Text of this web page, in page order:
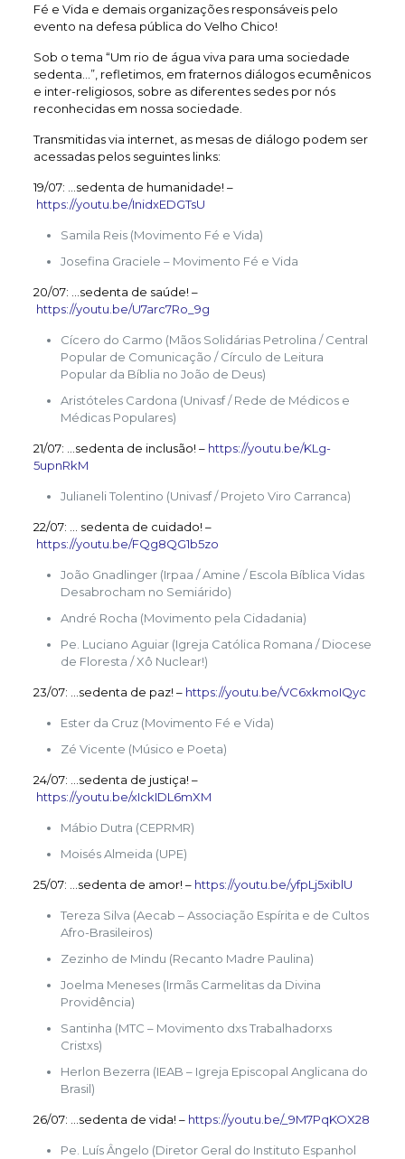
Fé e Vida e demais organizações responsáveis pelo
evento na defesa pública do Velho Chico!
Sob o tema “Um rio de água viva para uma sociedade
sedenta…”, refletimos, em fraternos diálogos ecumênicos
e inter-religiosos, sobre as diferentes sedes por nós
reconhecidas em nossa sociedade.
Transmitidas via internet, as mesas de diálogo podem ser
acessadas pelos seguintes links:
19/07: …sedenta de humanidade! –
https://youtu.be/InidxEDGTsU
Samila Reis (Movimento Fé e Vida)
Josefina Graciele – Movimento Fé e Vida
20/07: …sedenta de saúde! –
https://youtu.be/U7arc7Ro_9g
Cícero do Carmo (Mãos Solidárias Petrolina / Central
Popular de Comunicação / Círculo de Leitura
Popular da Bíblia no João de Deus)
Aristóteles Cardona (Univasf / Rede de Médicos e
Médicas Populares)
21/07: …sedenta de inclusão! – https://youtu.be/KLg-
5upnRkM
Julianeli Tolentino (Univasf / Projeto Viro Carranca)
22/07: … sedenta de cuidado! –
https://youtu.be/FQg8QG1b5zo
João Gnadlinger (Irpaa / Amine / Escola Bíblica Vidas
Desabrocham no Semiárido)
André Rocha (Movimento pela Cidadania)
Pe. Luciano Aguiar (Igreja Católica Romana / Diocese
de Floresta / Xô Nuclear!)
23/07: …sedenta de paz! – https://youtu.be/VC6xkmoIQyc
Ester da Cruz (Movimento Fé e Vida)
Zé Vicente (Músico e Poeta)
24/07: …sedenta de justiça! –
https://youtu.be/xIckIDL6mXM
Mábio Dutra (CEPRMR)
Moisés Almeida (UPE)
25/07: …sedenta de amor! – https://youtu.be/yfpLj5xiblU
Tereza Silva (Aecab – Associação Espírita e de Cultos
Afro-Brasileiros)
Zezinho de Mindu (Recanto Madre Paulina)
Joelma Meneses (Irmãs Carmelitas da Divina
Providência)
Santinha (MTC – Movimento dxs Trabalhadorxs
Cristxs)
Herlon Bezerra (IEAB – Igreja Episcopal Anglicana do
Brasil)
26/07: …sedenta de vida! – https://youtu.be/_9M7PqKOX28
Pe. Luís Ângelo (Diretor Geral do Instituto Espanhol